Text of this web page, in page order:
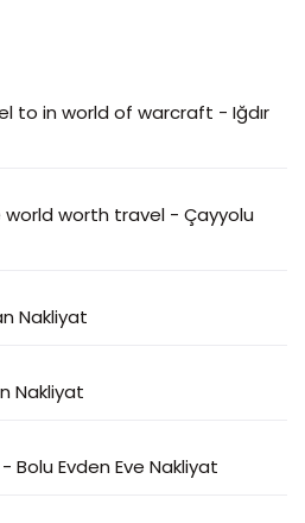
to in world of warcraft - Iğdır
worth travel - Çayyolu
Nakliyat
Nakliyat
- Bolu Evden Eve Nakliyat